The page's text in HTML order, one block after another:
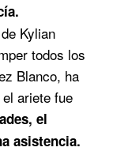
Kylian
todos los
Blanco, ha
ariete fue
el
asistencia.